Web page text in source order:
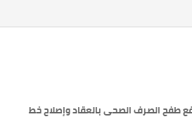
ورفع كفاءة الطرق لخدمة المواطنين
طفح الصرف الصحى بالعقاد وإصلاح خط